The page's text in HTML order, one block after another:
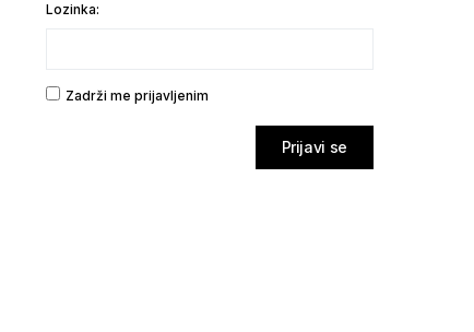
Lozinka:
Zadrži me prijavljenim
Prijavi se